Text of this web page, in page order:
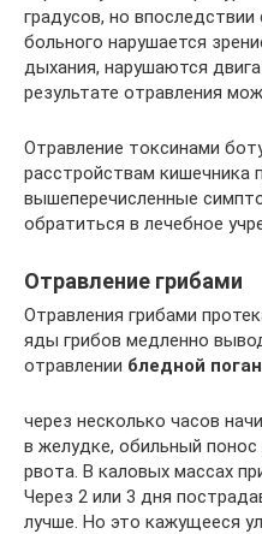
градусов, но
больного нарушается
дыхания, нарушаются
результате отравления
Отравление токсинами
расстройствам кишечника
вышеперечисленные
обратиться в лечебное
Отравление грибами
Отравления грибами
яды грибов медленно
отравлении бледной
через несколько часов
в желудке, обильный понос
рвота. В каловых массах
Через 2 или 3 дня
лучше. Но это кажущееся